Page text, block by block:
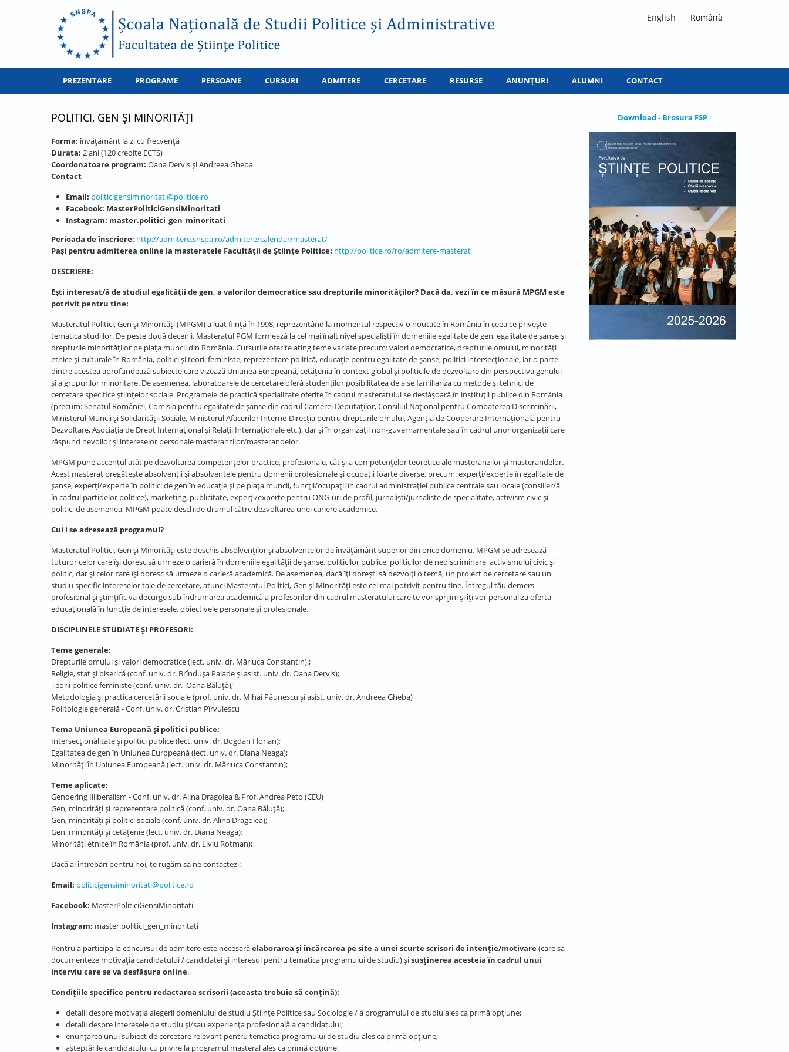
English Română
PREZENTARE PROGRAME PERSOANE CURSURI ADMITERE CERCETARE RESURSE ANUNȚURI ALUMNI CONTACT
POLITICI, GEN ȘI MINORITĂȚI
Forma:învățământ la zi cu frecvență
Durata: 2 ani (120 credite ECTS)
Coordonatoare program: Oana Dervis și Andreea Gheba
Contact
Email: politicigensiminoritati@politice.ro
Facebook: MasterPoliticiGensiMinoritati
Instagram: master.politici_gen_minoritati
Perioada de înscriere: http://admitere.snspa.ro/admitere/calendar/masterat/
Pași pentru admiterea online la masteratele Facultăţii de Ştiinţe Politice: http://politice.ro/ro/admitere-masterat
DESCRIERE:
Ești interesat/ă de studiul egalității de gen, a valorilor democratice sau drepturile minorităților? Dacă da, vezi în ce măsură MPGM este
potrivit pentru tine:
Masteratul Politici, Gen și Minorități (MPGM) a luat ființă în 1998, reprezentând la momentul respectiv o noutate în România în ceea ce privește
tematica studiilor. De peste două decenii, Masteratul PGM formează la cel mai înalt nivel specialiști în domeniile egalitate de gen, egalitate de șanse și
drepturile minorităților pe piața muncii din România. Cursurile oferite ating teme variate precum: valori democratice, drepturile omului, minorități
etnice și culturale în România, politici și teorii feministe, reprezentare politică, educație pentru egalitate de șanse, politici intersecționale, iar o parte
dintre acestea aprofundează subiecte care vizează Uniunea Europeană, cetățenia în context global și politicile de dezvoltare din perspectiva genului
și a grupurilor minoritare. De asemenea, laboratoarele de cercetare oferă studenților posibilitatea de a se familiariza cu metode și tehnici de
cercetare specifice științelor sociale. Programele de practică specializate oferite în cadrul masteratului se desfășoară în instituții publice din România
(precum: Senatul României, Comisia pentru egalitate de șanse din cadrul Camerei Deputaților, Consiliul Național pentru Combaterea Discriminării,
Ministerul Muncii și Solidarității Sociale, Ministerul Afacerilor Interne-Direcția pentru drepturile omului, Agenţia de Cooperare Internaţională pentru
Dezvoltare, Asociaţia de Drept Internaţional şi Relaţii Internaţionale etc.), dar și în organizații non-guvernamentale sau în cadrul unor organizații care
răspund nevoilor și intereselor personale masteranzilor/masterandelor.
MPGM pune accentul atât pe dezvoltarea competențelor practice, profesionale, cât și a competențelor teoretice ale masteranzilor și masterandelor.
Acest masterat pregătește absolvenții și absolventele pentru domenii profesionale și ocupații foarte diverse, precum: experți/experte în egalitate de
șanse, experți/experte în politici de gen în educație și pe piața muncii, funcții/ocupații în cadrul administrației publice centrale sau locale (consilier/ă
în cadrul partidelor politice), marketing, publicitate, experți/experte pentru ONG-uri de profil, jurnaliști/jurnaliste de specialitate, activism civic și
politic; de asemenea, MPGM poate deschide drumul către dezvoltarea unei cariere academice.
Cui i se adresează programul?
Masteratul Politici, Gen și Minorități este deschis absolvenților și absolventelor de învățământ superior din orice domeniu. MPGM se adresează
tuturor celor care își doresc să urmeze o carieră în domeniile egalității de șanse, politicilor publice, politicilor de nediscriminare, activismului civic și
politic, dar și celor care își doresc să urmeze o carieră academică. De asemenea, dacă îți dorești să dezvolți o temă, un proiect de cercetare sau un
studiu specific intereselor tale de cercetare, atunci Masteratul Politici, Gen și Minorități este cel mai potrivit pentru tine. Întregul tău demers
profesional și științific va decurge sub îndrumarea academică a profesorilor din cadrul masteratului care te vor sprijini și îți vor personaliza oferta
educațională în funcție de interesele, obiectivele personale și profesionale.
DISCIPLINELE STUDIATE ȘI PROFESORI:
Teme generale:
Drepturile omului și valori democratice (lect. univ. dr. Măriuca Constantin).;
Religie, stat și biserică (conf. univ. dr. Brîndușa Palade și asist. univ. dr. Oana Dervis);
Teorii politice feministe (conf. univ. dr. Oana Băluță);
Metodologia și practica cercetării sociale (prof. univ. dr. Mihai Păunescu și asist. univ. dr. Andreea Gheba)
Politologie generală - Conf. univ. dr. Cristian Pîrvulescu
Tema Uniunea Europeană și politici publice:
Intersecționalitate și politici publice (lect. univ. dr. Bogdan Florian);
Egalitatea de gen în Uniunea Europeană (lect. univ. dr. Diana Neaga);
Minorități în Uniunea Europeană (lect. univ. dr. Măriuca Constantin);
Teme aplicate:
Gendering Illiberalism - Conf. univ. dr. Alina Dragolea & Prof. Andrea Peto (CEU)
Gen, minorităţi şi reprezentare politică (conf. univ. dr. Oana Băluță);
Gen, minorități și politici sociale (conf. univ. dr. Alina Dragolea);
Gen, minorități și cetăţenie (lect. univ. dr. Diana Neaga);
Minorităţi etnice în România (prof. univ. dr. Liviu Rotman);
Dacă ai întrebări pentru noi, te rugăm să ne contactezi:
Email: politicigensiminoritati@politice.ro
Facebook: MasterPoliticiGensiMinoritati
Instagram: master.politici_gen_minoritati
Pentru a participa la concursul de admitere este necesarăelaborarea și încărcarea pe site a unei scurte scrisori de intenție/motivare(care să
documenteze motivația candidatului / candidatei și interesul pentru tematica programului de studiu) șisusținerea acesteia în cadrul unui
interviu care se va desfășura online.
Condițiile specifice pentru redactarea scrisorii (aceasta trebuie să conțină):
detalii despre motivația alegerii domeniului de studiu Științe Politice sau Sociologie / a programului de studiu ales ca primă opțiune;
detalii despre interesele de studiu și/sau experiența profesională a candidatului;
enunțarea unui subiect de cercetare relevant pentru tematica programului de studiu ales ca primă opțiune;
așteptările candidatului cu privire la programul masteral ales ca primă opțiune.
Download - Brosura FSP